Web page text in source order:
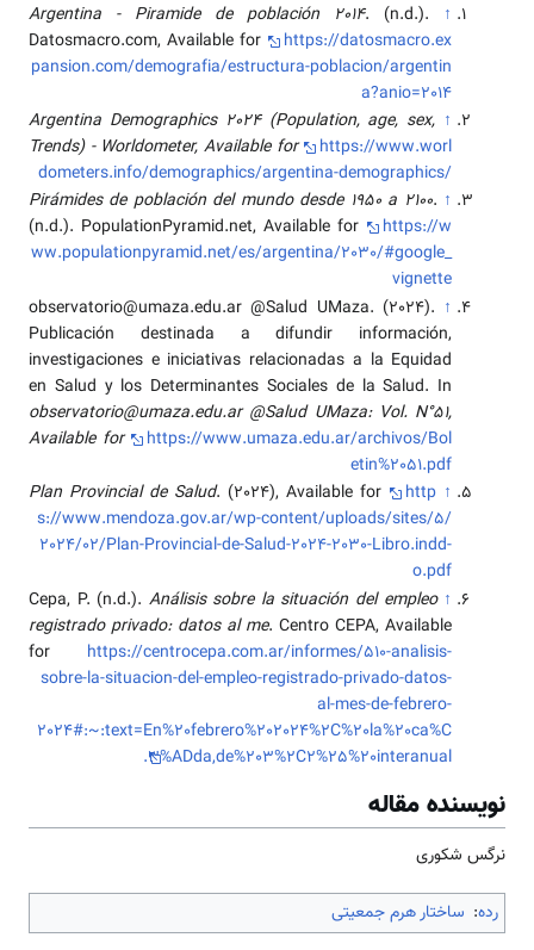
↑
Argentina - Piramide de población 2014. (n.d.).
Datosmacro.com, Available for
https://datosmacro.ex
pansion.com/demografia/estructura-poblacion/argentin
a?anio=2014
↑
Argentina Demographics 2024 (Population, age, sex,
Trends) - Worldometer, Available for
https://www.worl
dometers.info/demographics/argentina-demographics/
↑
Pirámides de población del mundo desde 1950 a 2100.
(n.d.). PopulationPyramid.net, Available for
https://w
ww.populationpyramid.net/es/argentina/2030/#google_
vignette
↑
observatorio@umaza.edu.ar @Salud UMaza. (2024).
Publicación destinada a difundir información,
investigaciones e iniciativas relacionadas a la Equidad
en Salud y los Determinantes Sociales de la Salud. In
observatorio@umaza.edu.ar @Salud UMaza: Vol. N°51,
Available for
https://www.umaza.edu.ar/archivos/Bol
etin%2051.pdf
↑
Plan Provincial de Salud. (2024), Available for
http
s://www.mendoza.gov.ar/wp-content/uploads/sites/5/
2024/02/Plan-Provincial-de-Salud-2024-2030-Libro.indd-
o.pdf
↑
Cepa, P. (n.d.). Análisis sobre la situación del empleo
registrado privado: datos al me. Centro CEPA, Available
for https://centrocepa.com.ar/informes/510-analisis-
sobre-la-situacion-del-empleo-registrado-privado-datos-
al-mes-de-febrero-
2024#:~:text=En%20febrero%202024%2C%20la%20ca%C
3%ADda,de%203%2C2%25%20interanual.
نویسنده مقاله
نرگس شکوری
رده: ساختار هرم جمعیتی